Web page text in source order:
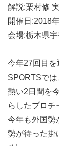
解説:栗村修
開催日:2018
会場:栃木県
今年27回目
SPORTSで
熱い2日間を
らしたプロチ
今年も外国勢
勢が待った掛